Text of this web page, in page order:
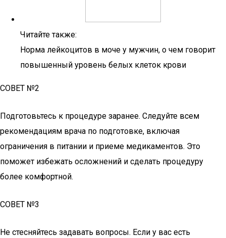
Читайте также:
Норма лейкоцитов в моче у мужчин, о чем говорит
повышенный уровень белых клеток крови
СОВЕТ №2
Подготовьтесь к процедуре заранее. Следуйте всем
рекомендациям врача по подготовке, включая
ограничения в питании и приеме медикаментов. Это
поможет избежать осложнений и сделать процедуру
более комфортной.
СОВЕТ №3
Не стесняйтесь задавать вопросы. Если у вас есть